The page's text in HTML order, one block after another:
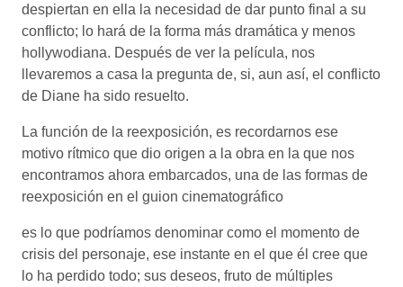
despiertan en ella la necesidad de dar punto final a su
conflicto; lo hará de la forma más dramática y menos
hollywodiana. Después de ver la película, nos
llevaremos a casa la pregunta de, si, aun así, el conflicto
de Diane ha sido resuelto.
La función de la reexposición, es recordarnos ese
motivo rítmico que dio origen a la obra en la que nos
encontramos ahora embarcados, una de las formas de
reexposición en el guion cinematográfico
es lo que podríamos denominar como el momento de
crisis del personaje, ese instante en el que él cree que
lo ha perdido todo; sus deseos, fruto de múltiples